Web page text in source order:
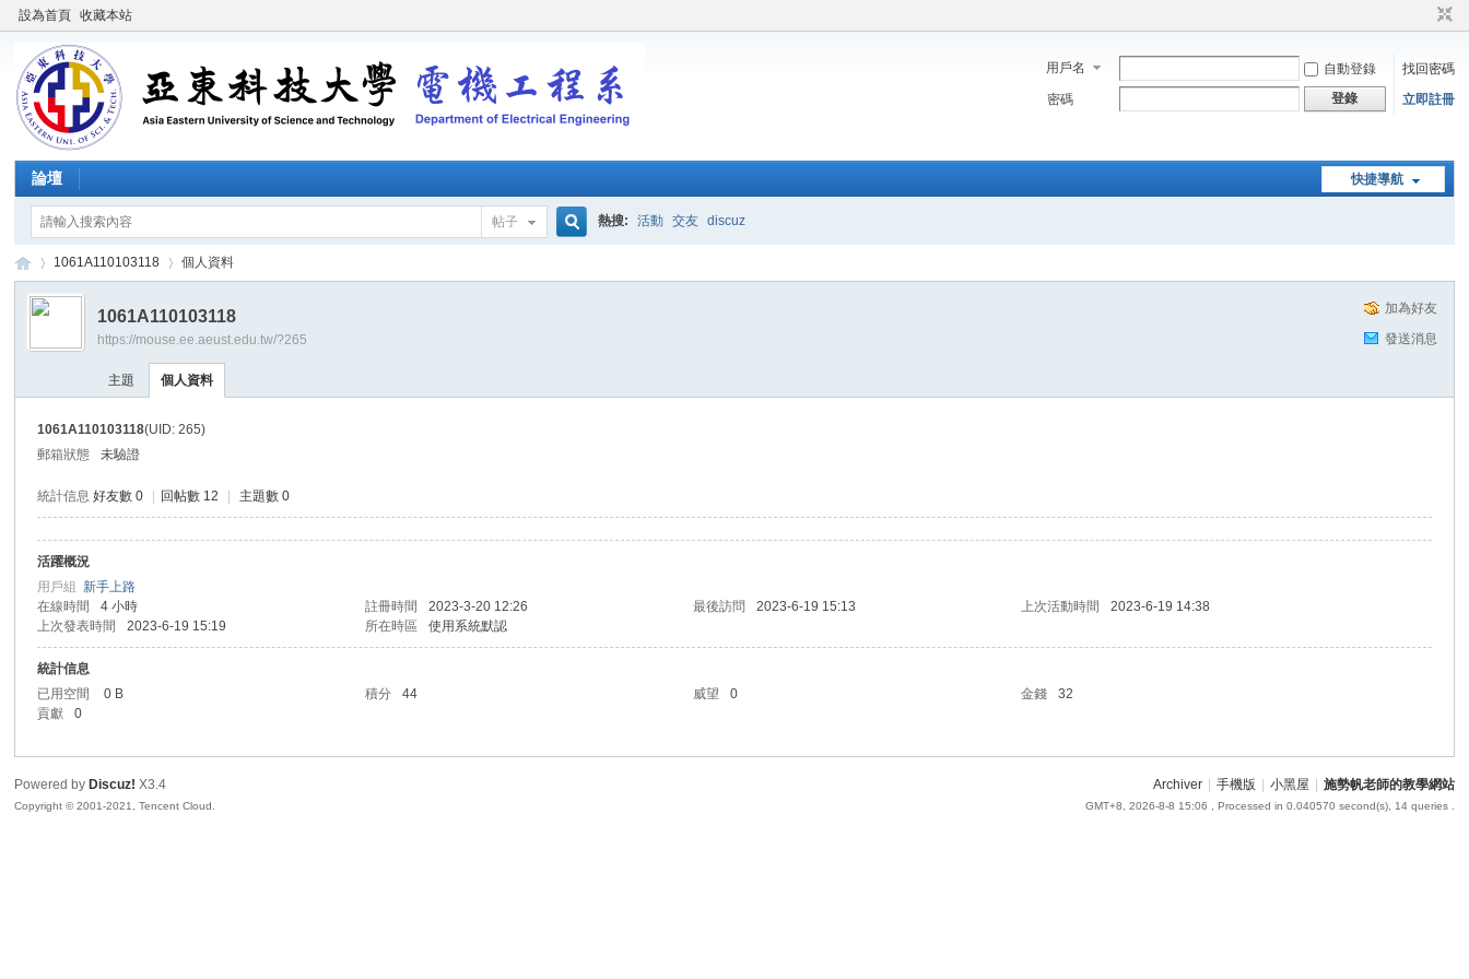
設為首頁 收藏本站
用戶名 自動登錄
找回密碼
密碼
登錄 立即註冊
快捷導航
論壇
帖子 熱搜: 活動 交友 discuz
帆
›
1061A110103118 個人資料
加為好友
發送消息
1061A110103118
https://mouse.ee.aeust.edu.tw/?265
主題 個人資料
1061A110103118(UID: 265)
郵箱狀態
未驗證
統計信息 好友數 0 回帖數 12 主題數 0
活躍概況
用戶組新手上路
在線時間
4 小時 註冊時間 2023-3-20 12:26 最後訪問 2023-6-19 15:13 上次活動時間
2023-6-19 14:38
上次發表時間
2023-6-19 15:19 所在時區 使用系統默認
統計信息
已用空間
0 B 積分 44 威望 0 金錢
32
貢獻
0
Archiver 手機版 小黑屋 施勢帆老師的教學網站
GMT+8, 2026-8-8 15:06 , Processed in 0.040570 second(s), 14 queries .
Powered by Discuz! X3.4
Copyright © 2001-2021, Tencent Cloud.